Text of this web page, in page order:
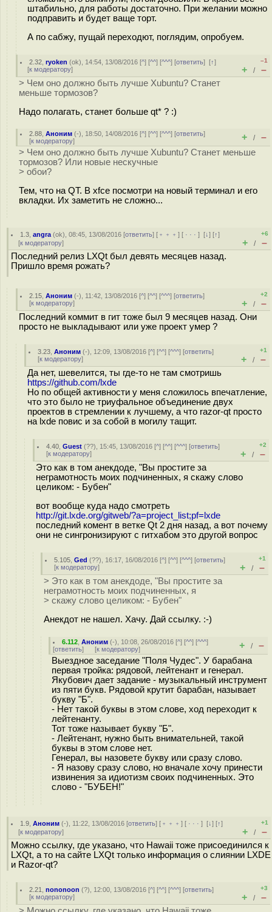
штабильно, для работы достаточно. При желании можно
подправить и будет ваще торт.
А по сабжу, пущай переходют, поглядим, опробуем.
2.32 ,ryoken (ok), 14:54, 13/08/2016 [^] [^^] [^^^] [ответить][↑]
[к модератору]
–1
+ / –
> Чем оно должно быть лучше Xubuntu? Станет
меньше тормозов?
Надо полагать, станет больше qt* ? :)
2.88 ,Аноним (-), 18:50, 14/08/2016 [^] [^^] [^^^] [ответить]
[к модератору] + / –
> Чем оно должно быть лучше Xubuntu? Станет меньше
тормозов? Или новые нескучные
> обои?
Тем, что на QT. В xfce посмотри на новый терминал и его
вкладки. Их заметить не сложно...
1.3 ,angra (ok), 08:45, 13/08/2016 [ответить] [ ﹢﹢﹢] [ · · ·][↓] [↑]
[к модератору]
+6
+ / –
Последний релиз LXQt был девять месяцев назад.
Пришло время рожать?
2.15 ,Аноним (-), 11:42, 13/08/2016 [^] [^^] [^^^] [ответить]
[к модератору]
+2
+ / –
Последний коммит в гит тоже был 9 месяцев назад. Они
просто не выкладывают или уже проект умер ?
3.23 ,Аноним (-), 12:09, 13/08/2016 [^] [^^] [^^^] [ответить]
[к модератору]
+1
+ / –
Да нет, шевелится, ты где-то не там смотришь
https://github.com/lxde
Но по общей активности у меня сложилось впечатление,
что это было не триуфальное объединение двух
проектов в стремлении к лучшему, а что razor-qt просто
на lxde повис и за собой в могилу тащит.
4.40 ,Guest (??), 15:45, 13/08/2016 [^] [^^] [^^^] [ответить]
[к модератору]
+2
+ / –
Это как в том анекдоде, "Вы простите за
неграмотность моих подчиненных, я скажу слово
целиком: - Бубен"
вот вообще куда надо смотреть
http://git.lxde.org/gitweb/?a=project_list;pf=lxde
последний комент в ветке Qt 2 дня назад, а вот почему
они не сингронизируют с гитхабом это другой вопрос
5.105 ,Ged (??), 16:17, 16/08/2016 [^] [^^] [^^^] [ответить]
[к модератору]
+1
+ / –
> Это как в том анекдоде, "Вы простите за
неграмотность моих подчиненных, я
> скажу слово целиком: - Бубен"
Анекдот не нашел. Хачу. Дай ссылку. :-)
6.112 ,Аноним (-), 10:08, 26/08/2016 [^] [^^] [^^^]
[ответить] [к модератору] + / –
Выездное заседание "Поля Чудес". У барабана
первая тройка: рядовой, лейтенант и генерал.
Якубович дает задание - музыкальный инструмент
из пяти букв. Рядовой крутит барабан, называет
букву "Б".
- Нет такой буквы в этом слове, ход переходит к
лейтенанту.
Тот тоже называет букву "Б".
- Лейтенант, нужно быть внимательней, такой
буквы в этом слове нет.
Генерал, вы назовете букву или сразу слово.
- Я назову сразу слово, но вначале хочу принести
извинения за идиотизм своих подчиненных. Это
слово - "БУБЕН!"
1.9 ,Аноним (-), 11:22, 13/08/2016 [ответить] [ ﹢﹢﹢] [ · · ·][↓] [↑]
[к модератору]
+1
+ / –
Можно ссылку, где указано, что Hawaii тоже присоединился к
LXQt, а то на сайте LXQt только информация о слиянии LXDE
и Razor-qt?
2.21 ,nononoon (?), 12:00, 13/08/2016 [^] [^^] [^^^] [ответить]
[к модератору]
+3
+ / –